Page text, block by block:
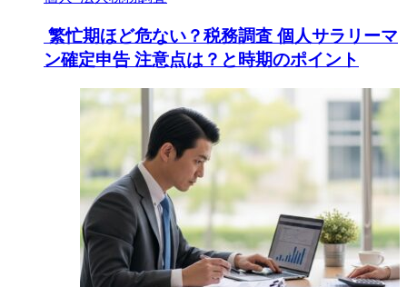
繁忙期ほど危ない？税務調査 個人サラリーマ
ン確定申告 注意点は？と時期のポイント